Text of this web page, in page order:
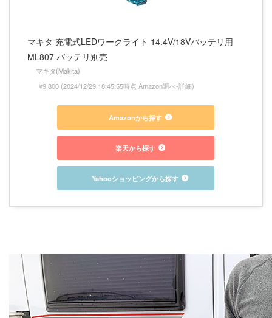
マキタ 充電式LEDワークライト 14.4V/18Vバッテリ用
ML807 バッテリ別売
マキタ(Makita)
¥9,800 (2024/12/29 18:45:55時点 Amazon調べ-詳細)
Amazonから探す
楽天から探す
Yahooショッピングから探す